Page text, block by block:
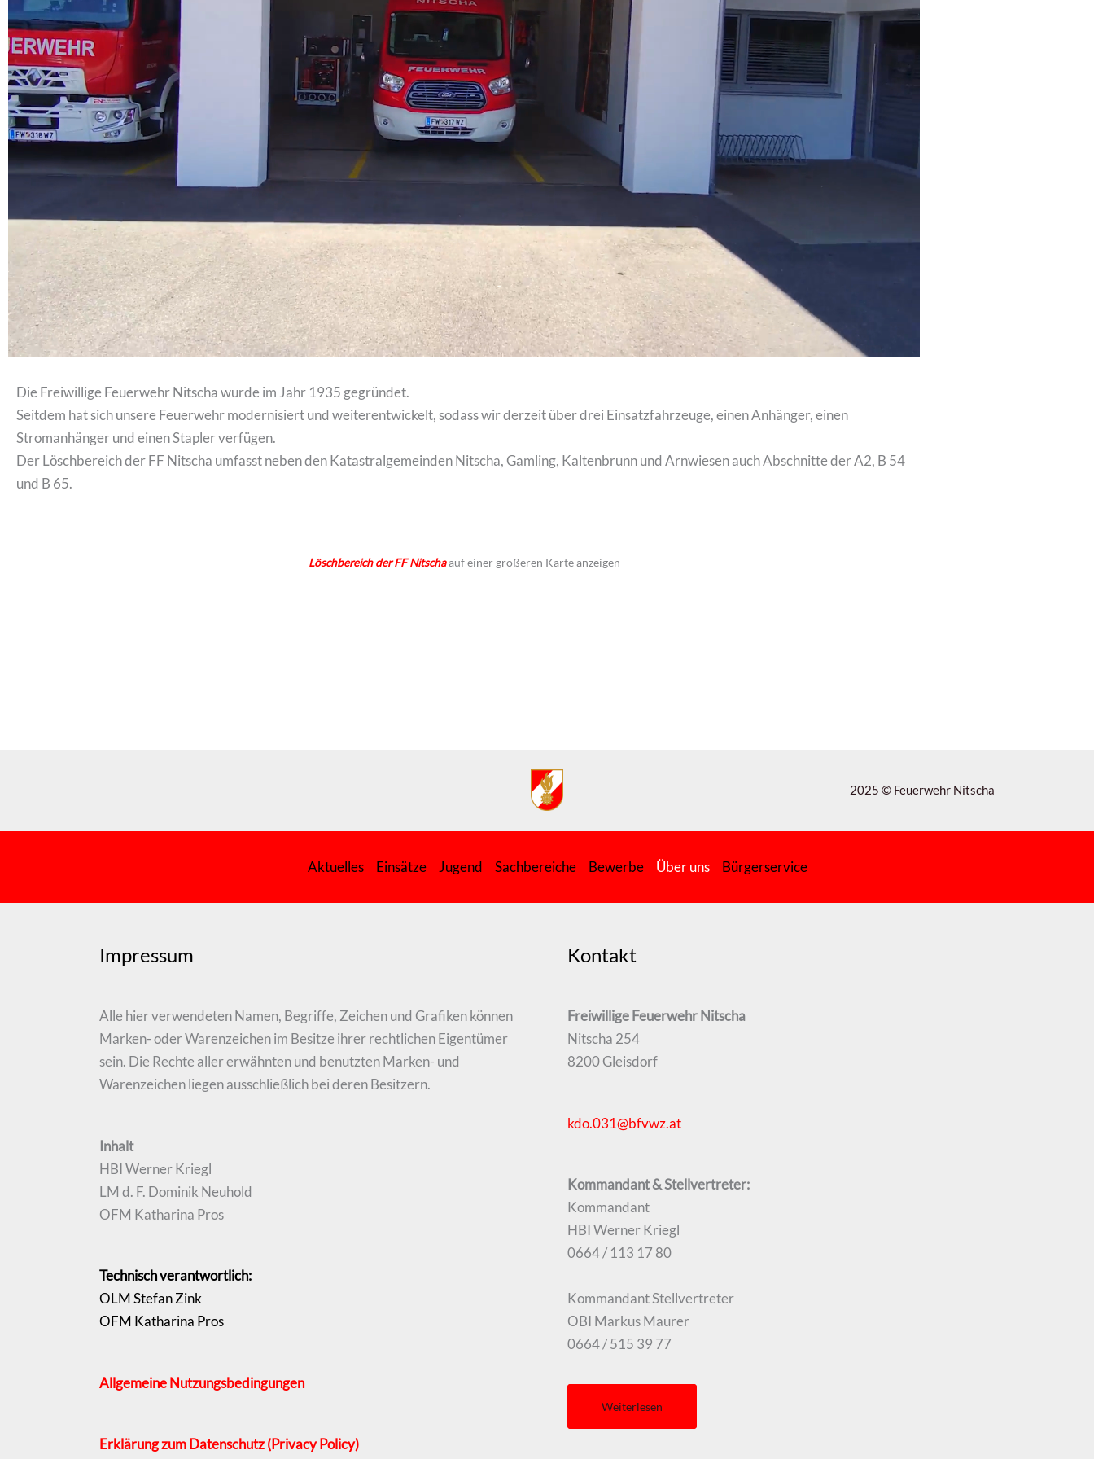
Die Freiwillige Feuerwehr Nitscha wurde im Jahr 1935 gegründet.
Seitdem hat sich unsere Feuerwehr modernisiert und weiterentwickelt, sodass wir derzeit über drei Einsatzfahrzeuge, einen Anhänger, einen
Stromanhänger und einen Stapler verfügen.
Der Löschbereich der FF Nitscha umfasst neben den Katastralgemeinden Nitscha, Gamling, Kaltenbrunn und Arnwiesen auch Abschnitte der A2, B 54
und B 65.
Löschbereich der FF Nitschaauf einer größeren Karte anzeigen
2025 © Feuerwehr Nitscha
Aktuelles Einsätze Jugend Sachbereiche Bewerbe Über uns Bürgerservice
Impressum
Alle hier verwendeten Namen, Begriffe, Zeichen und Grafiken können
Marken- oder Warenzeichen im Besitze ihrer rechtlichen Eigentümer
sein. Die Rechte aller erwähnten und benutzten Marken- und
Warenzeichen liegen ausschließlich bei deren Besitzern.
Inhalt
HBI Werner Kriegl
LM d. F. Dominik Neuhold
OFM Katharina Pros
Technisch verantwortlich:
OLM Stefan Zink
OFM Katharina Pros
Allgemeine Nutzungsbedingungen
Erklärung zum Datenschutz(Privacy Policy)
Kontakt
Freiwillige Feuerwehr Nitscha
Nitscha 254
8200 Gleisdorf
kdo.031@bfvwz.at
Kommandant & Stellvertreter:
Kommandant
HBI Werner Kriegl
0664 / 113 17 80
Kommandant Stellvertreter
OBI Markus Maurer
0664 / 515 39 77
Weiterlesen